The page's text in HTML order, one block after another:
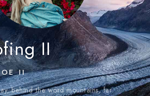
II
II
behind the word mountains, far